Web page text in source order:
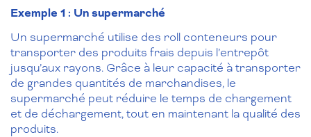
Exemple 1 : Un supermarché
Un supermarché utilise des roll conteneurs pour
transporter des produits frais depuis l’entrepôt
jusqu’aux rayons. Grâce à leur capacité à transporter
de grandes quantités de marchandises, le
supermarché peut réduire le temps de chargement
et de déchargement, tout en maintenant la qualité des
produits.